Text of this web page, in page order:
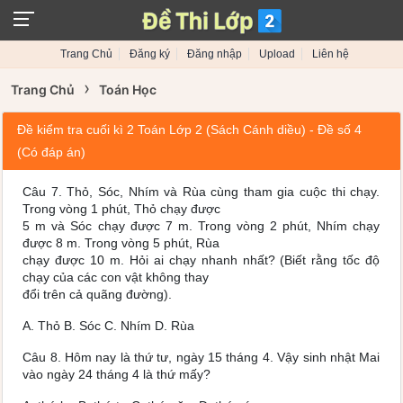
Trang Chủ Đăng ký Đăng nhập Upload Liên hệ
Trang Chủ › Toán Học
Đề kiểm tra cuối kì 2 Toán Lớp 2 (Sách Cánh diều) - Đề số 4
(Có đáp án)
Câu 7. Thỏ, Sóc, Nhím và Rùa cùng tham gia cuộc thi chạy.
Trong vòng 1 phút, Thỏ chạy được
5 m và Sóc chạy được 7 m. Trong vòng 2 phút, Nhím chạy
được 8 m. Trong vòng 5 phút, Rùa
chạy được 10 m. Hỏi ai chạy nhanh nhất? (Biết rằng tốc độ
chạy của các con vật không thay
đổi trên cả quãng đường).
A. Thỏ B. Sóc C. Nhím D. Rùa
Câu 8. Hôm nay là thứ tư, ngày 15 tháng 4. Vậy sinh nhật Mai
vào ngày 24 tháng 4 là thứ mấy?